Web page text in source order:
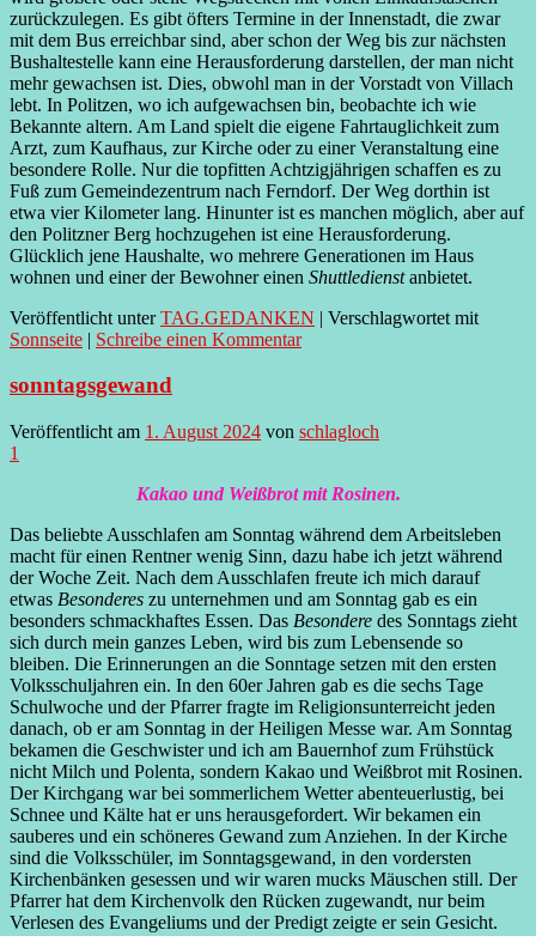
zurückzulegen. Es gibt öfters Termine in der Innenstadt, die zwar
mit dem Bus erreichbar sind, aber schon der Weg bis zur nächsten
Bushaltestelle kann eine Herausforderung darstellen, der man nicht
mehr gewachsen ist. Dies, obwohl man in der Vorstadt von Villach
lebt. In Politzen, wo ich aufgewachsen bin, beobachte ich wie
Bekannte altern. Am Land spielt die eigene Fahrtauglichkeit zum
Arzt, zum Kaufhaus, zur Kirche oder zu einer Veranstaltung eine
besondere Rolle. Nur die topfitten Achtzigjährigen schaffen es zu
Fuß zum Gemeindezentrum nach Ferndorf. Der Weg dorthin ist
etwa vier Kilometer lang. Hinunter ist es manchen möglich, aber auf
den Politzner Berg hochzugehen ist eine Herausforderung.
Glücklich jene Haushalte, wo mehrere Generationen im Haus
wohnen und einer der Bewohner einen Shuttledienstanbietet.
Veröffentlicht unter TAG.GEDANKEN | Verschlagwortet mit
Sonnseite | Schreibe einen Kommentar
sonntagsgewand
Veröffentlicht am 1. August 2024 von schlagloch
1
Kakao und Weißbrot mit Rosinen.
Das beliebte Ausschlafen am Sonntag während dem Arbeitsleben
macht für einen Rentner wenig Sinn, dazu habe ich jetzt während
der Woche Zeit. Nach dem Ausschlafen freute ich mich darauf
etwas Besonderes zu unternehmen und am Sonntag gab es ein
besonders schmackhaftes Essen. Das Besondere des Sonntags zieht
sich durch mein ganzes Leben, wird bis zum Lebensende so
bleiben. Die Erinnerungen an die Sonntage setzen mit den ersten
Volksschuljahren ein. In den 60er Jahren gab es die sechs Tage
Schulwoche und der Pfarrer fragte im Religionsunterreicht jeden
danach, ob er am Sonntag in der Heiligen Messe war. Am Sonntag
bekamen die Geschwister und ich am Bauernhof zum Frühstück
nicht Milch und Polenta, sondern Kakao und Weißbrot mit Rosinen.
Der Kirchgang war bei sommerlichem Wetter abenteuerlustig, bei
Schnee und Kälte hat er uns herausgefordert. Wir bekamen ein
sauberes und ein schöneres Gewand zum Anziehen. In der Kirche
sind die Volksschüler, im Sonntagsgewand, in den vordersten
Kirchenbänken gesessen und wir waren mucks Mäuschen still. Der
Pfarrer hat dem Kirchenvolk den Rücken zugewandt, nur beim
Verlesen des Evangeliums und der Predigt zeigte er sein Gesicht.